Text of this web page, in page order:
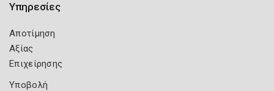
Υπηρεσίες
Αποτίμηση
Αξίας
Επιχείρησης
Υποβολή